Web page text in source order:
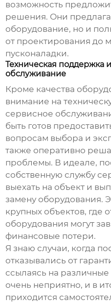
возможность
решения. Они
оборудование, но и
от проектирования до
пусконаладки.
Техническая поддержка
обслуживание
Кроме качества
внимание на
сервисное
быть готов
вопросам выбора и
также оперативно
проблемы. В идеале,
собственную службу
выехать на объект и
замену оборудования.
крупных объектов, где
оборудования могут
финансовые потери.
Я знаю случаи, когда
отказывались от
ссылаясь на
очень неприятно, и в
приходится